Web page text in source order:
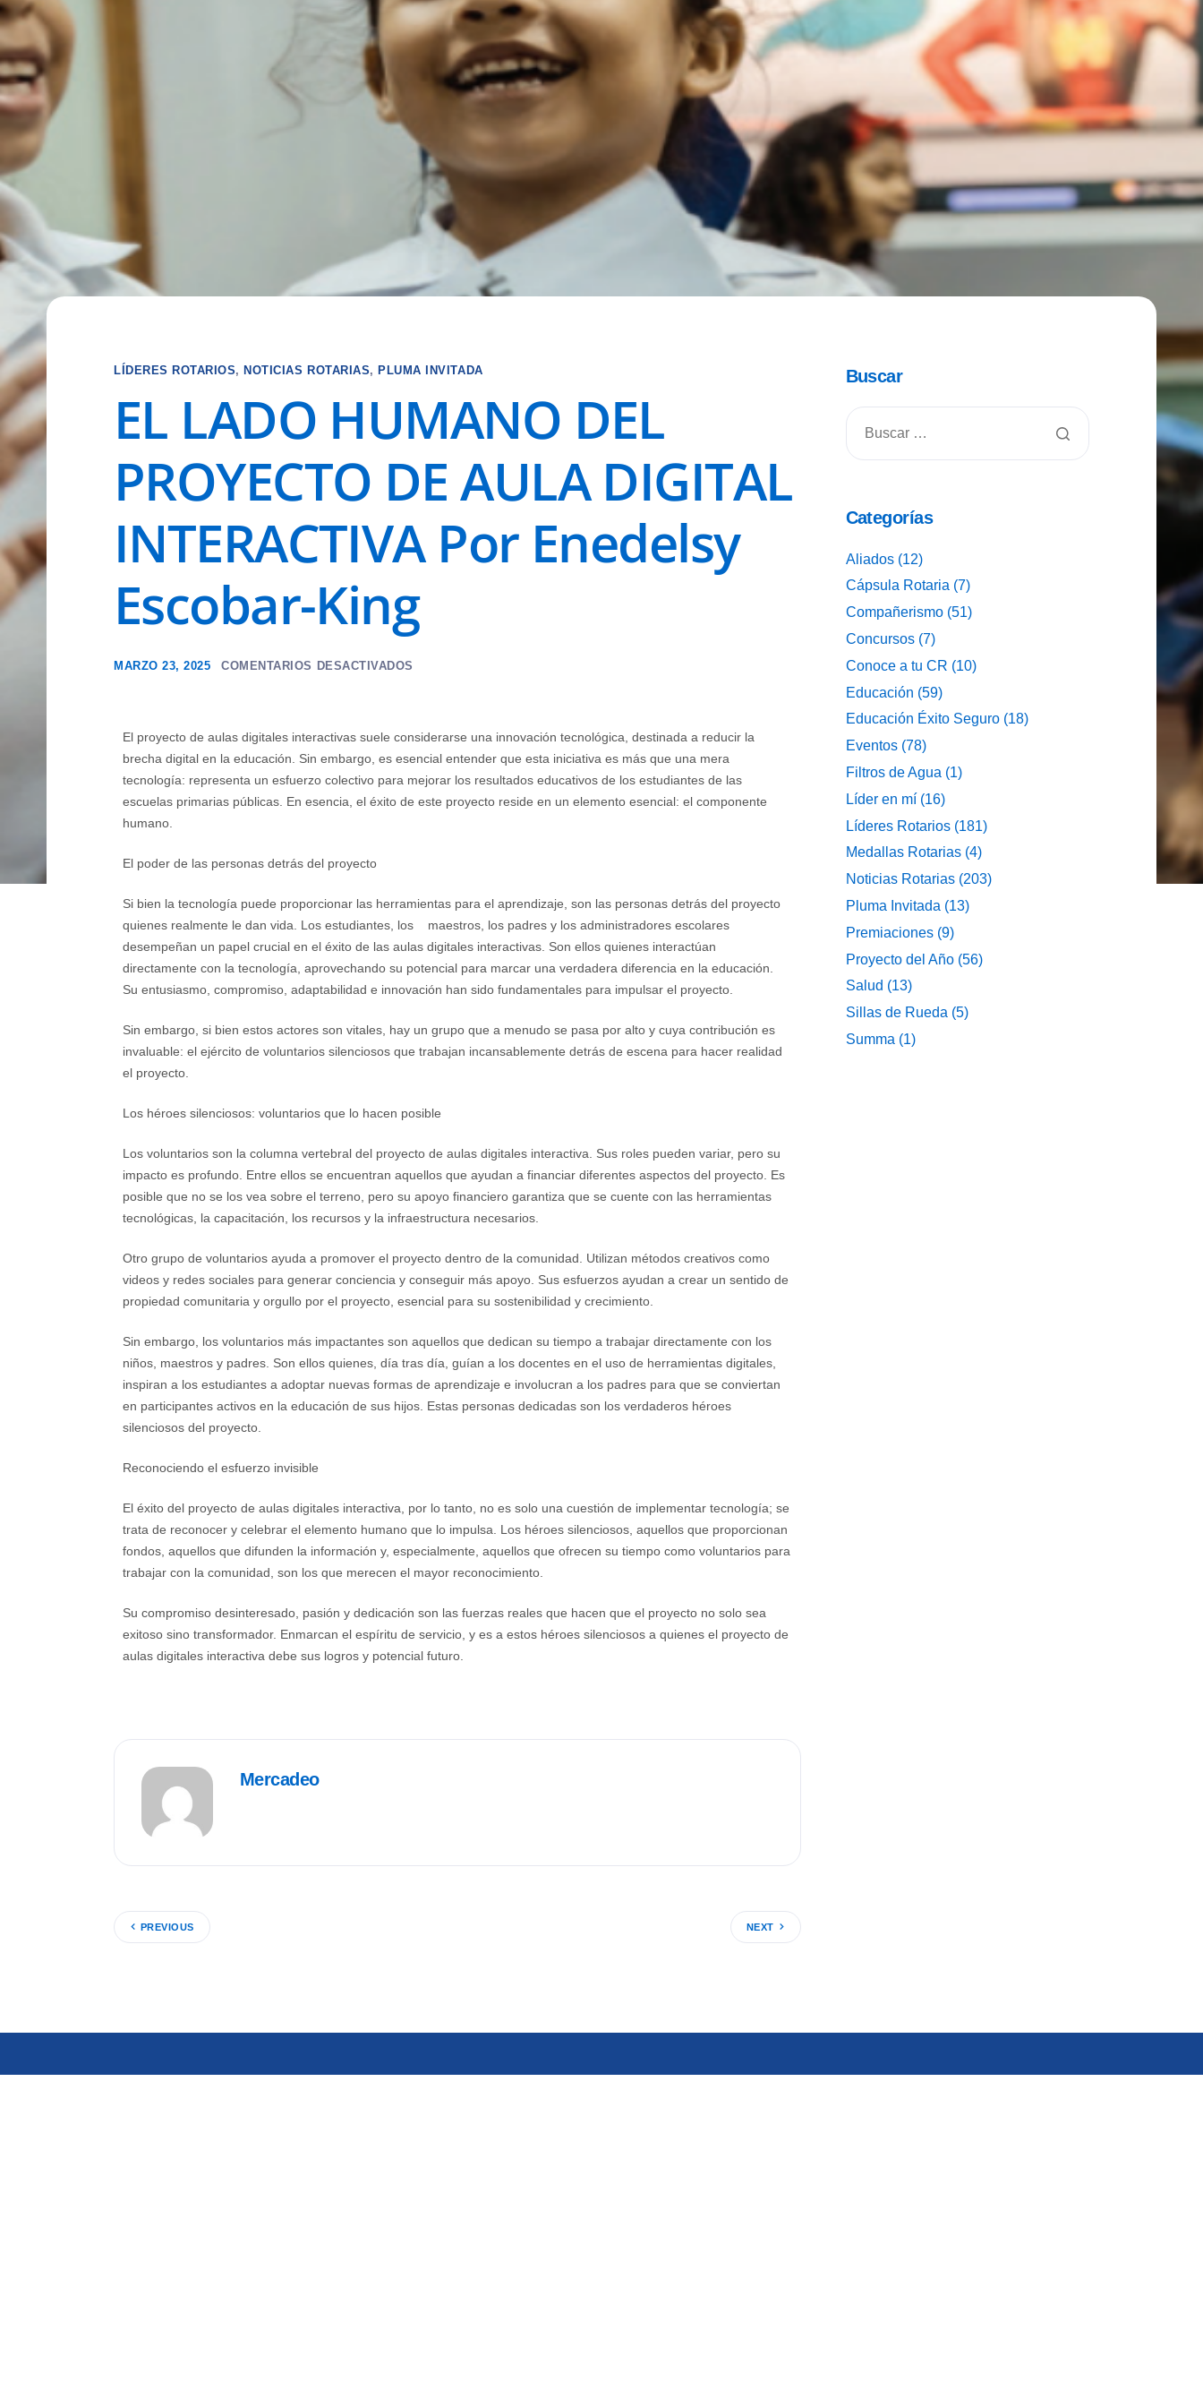
LÍDERES ROTARIOS,NOTICIAS ROTARIAS,PLUMA INVITADA
EL LADO HUMANO DEL
PROYECTO DE AULA DIGITAL
INTERACTIVA Por Enedelsy
Escobar-King
MARZO 23, 2025 COMENTARIOS DESACTIVADOS
El proyecto de aulas digitales interactivas suele considerarse una innovación tecnológica, destinada a reducir la
brecha digital en la educación. Sin embargo, es esencial entender que esta iniciativa es más que una mera
tecnología: representa un esfuerzo colectivo para mejorar los resultados educativos de los estudiantes de las
escuelas primarias públicas. En esencia, el éxito de este proyecto reside en un elemento esencial: el componente
humano.
El poder de las personas detrás del proyecto
Si bien la tecnología puede proporcionar las herramientas para el aprendizaje, son las personas detrás del proyecto
quienes realmente le dan vida. Los estudiantes, los maestros, los padres y los administradores escolares
desempeñan un papel crucial en el éxito de las aulas digitales interactivas. Son ellos quienes interactúan
directamente con la tecnología, aprovechando su potencial para marcar una verdadera diferencia en la educación.
Su entusiasmo, compromiso, adaptabilidad e innovación han sido fundamentales para impulsar el proyecto.
Sin embargo, si bien estos actores son vitales, hay un grupo que a menudo se pasa por alto y cuya contribución es
invaluable: el ejército de voluntarios silenciosos que trabajan incansablemente detrás de escena para hacer realidad
el proyecto.
Los héroes silenciosos: voluntarios que lo hacen posible
Los voluntarios son la columna vertebral del proyecto de aulas digitales interactiva. Sus roles pueden variar, pero su
impacto es profundo. Entre ellos se encuentran aquellos que ayudan a financiar diferentes aspectos del proyecto. Es
posible que no se los vea sobre el terreno, pero su apoyo financiero garantiza que se cuente con las herramientas
tecnológicas, la capacitación, los recursos y la infraestructura necesarios.
Otro grupo de voluntarios ayuda a promover el proyecto dentro de la comunidad. Utilizan métodos creativos como
videos y redes sociales para generar conciencia y conseguir más apoyo. Sus esfuerzos ayudan a crear un sentido de
propiedad comunitaria y orgullo por el proyecto, esencial para su sostenibilidad y crecimiento.
Sin embargo, los voluntarios más impactantes son aquellos que dedican su tiempo a trabajar directamente con los
niños, maestros y padres. Son ellos quienes, día tras día, guían a los docentes en el uso de herramientas digitales,
inspiran a los estudiantes a adoptar nuevas formas de aprendizaje e involucran a los padres para que se conviertan
en participantes activos en la educación de sus hijos. Estas personas dedicadas son los verdaderos héroes
silenciosos del proyecto.
Reconociendo el esfuerzo invisible
El éxito del proyecto de aulas digitales interactiva, por lo tanto, no es solo una cuestión de implementar tecnología; se
trata de reconocer y celebrar el elemento humano que lo impulsa. Los héroes silenciosos, aquellos que proporcionan
fondos, aquellos que difunden la información y, especialmente, aquellos que ofrecen su tiempo como voluntarios para
trabajar con la comunidad, son los que merecen el mayor reconocimiento.
Su compromiso desinteresado, pasión y dedicación son las fuerzas reales que hacen que el proyecto no solo sea
exitoso sino transformador. Enmarcan el espíritu de servicio, y es a estos héroes silenciosos a quienes el proyecto de
aulas digitales interactiva debe sus logros y potencial futuro.
Mercadeo
PREVIOUS NEXT
Buscar
Categorías
Aliados(12)
Cápsula Rotaria (7)
Compañerismo(51)
Concursos(7)
Conoce a tu CR (10)
Educación (59)
Educación Éxito Seguro(18)
Eventos(78)
Filtros de Agua (1)
Líder en mí(16)
Líderes Rotarios(181)
Medallas Rotarias(4)
Noticias Rotarias(203)
Pluma Invitada (13)
Premiaciones(9)
Proyecto del Año(56)
Salud (13)
Sillas de Rueda (5)
Summa (1)